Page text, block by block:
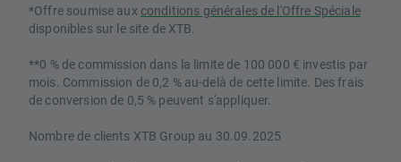
*Offre soumise aux conditions générales de l'Offre Spéciale
disponibles sur le site de XTB.
**0 % de commission dans la limite de 100 000 € investis par
mois. Commission de 0,2 % au-delà de cette limite. Des frais
de conversion de 0,5 % peuvent s'appliquer.
Nombre de clients XTB Group au 30.09.2025